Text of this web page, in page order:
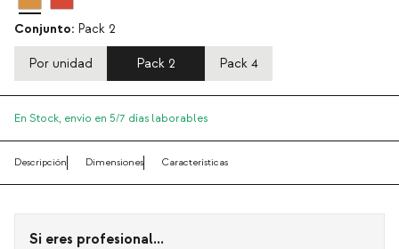
Conjunto: Pack 2
Por unidad Pack 2 Pack 4
En Stock, envío en 5/7 días laborables
Descripción Dimensiones Características
Si eres profesional...